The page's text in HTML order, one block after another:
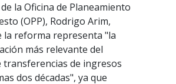
la Oficina de Planeamiento
(OPP), Rodrigo Arim,
la reforma representa "la
más relevante del
transferencias de ingresos
dos décadas", ya que